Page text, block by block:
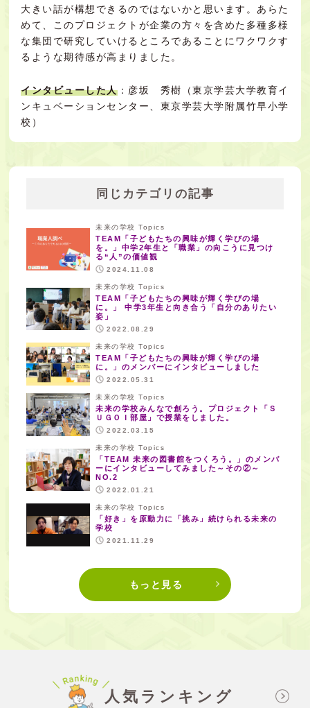
大きい話が構想できるのではないかと思います。あらた
めて、このプロジェクトが企業の方々を含めた多種多様
な集団で研究していけるところであることにワクワクす
るような期待感が高まりました。
インタビューした人：彦坂 秀樹（東京学芸大学教育イ
ンキュベーションセンター、東京学芸大学附属竹早小学
校）
同じカテゴリの記事
未来の学校 Topics
TEAM「子どもたちの興味が輝く学びの場
を。」中学2年生と「職業」の向こうに見つけ
る“人”の価値観
2024.11.08
未来の学校 Topics
TEAM「子どもたちの興味が輝く学びの場
に。」 中学3年生と向き合う「自分のありたい
姿」
2022.08.29
未来の学校 Topics
TEAM「子どもたちの興味が輝く学びの場
に。」のメンバーにインタビューしました
2022.05.31
未来の学校 Topics
未来の学校みんなで創ろう。プロジェクト「Ｓ
ＵＧＯＩ部屋」で授業をしました。
2022.03.15
未来の学校 Topics
「TEAM 未来の図書館をつくろう。」のメンバ
ーにインタビューしてみました～その②～
NO.2
2022.01.21
未来の学校 Topics
「好き」を原動力に「挑み」続けられる未来の
学校
2021.11.29
もっと見る
人気ランキング